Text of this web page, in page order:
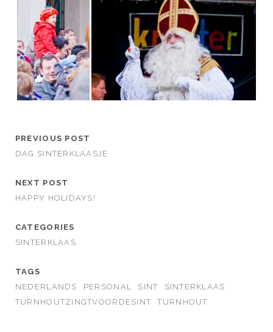
PREVIOUS POST
DAG SINTERKLAASJE
NEXT POST
HAPPY HOLIDAYS!
CATEGORIES
SINTERKLAAS
TAGS
NEDERLANDS
PERSONAL SINT
SINTERKLAAS
TURNHOUTZINGTVOORDESINT
TURNHOUT